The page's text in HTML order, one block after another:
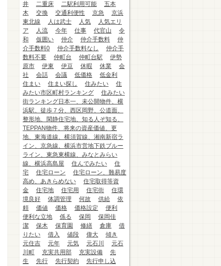
井
二重床 二駅利用可能
五本
木
交換 交通利便性 京急
京浜
東北線
人は武士 人気
人気エリ
ア
人流 今年 仕事 代官山
令
和
仮囲い 仲介 仲介手数料
仲
介手数料0
仲介手数料なし
仲介手
数料不要
仲町台 仲町台駅
伊勢
原市
伊東 伊豆 休暇 休業
会
社
会話 会議 低価格
低金利
住まい
住まい探し 住みたい
住
みたい市区町村ランキング
住みたい
街ランキング日本一、未公開物件、横
浜駅、徒歩７分、西区岡野、公道面、
整形地、閑静住宅地、知る人ぞ知る、
TEPPAN物件、将来の資産価値、更
地、東海道線、横須賀線、湘南新宿ラ
イン、京急線、横浜市営地下鉄ブルー
ライン、東急東横線、みなとみらい
線、横浜高島屋
住んでみたい
住
宅
住宅ローン
住宅ローン、難易度
高め、あきらめない
住宅取得等資
金
住宅地 住宅用 住宅街
住環
境良好
体調管理 何故 供給
依
頼
価値 価格 価格設定
便利
便利な立地
係る 保岡
保岡佳
潔
保木 保育園 修繕 倉庫
借
りたい
借入 値段 偉大
傾き
元住吉
元年 元気 元石川
元石
川町
充実共用部 充実設備
先
生
先行 先行契約
先行申し込